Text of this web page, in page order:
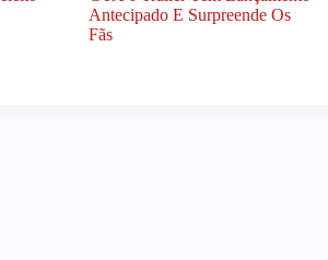
Antecipado E Surpreende Os
Fãs